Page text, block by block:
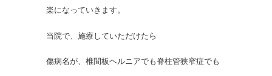
楽になっていきます。
当院で、施療していただけたら
傷病名が、椎間板ヘルニアでも脊柱管狭窄症でも